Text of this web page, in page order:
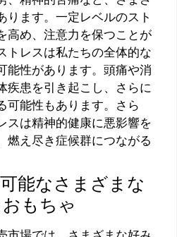
ります。一定レベルのスト
高め、注意力を保つことが
トレスは私たちの全体的な
能性があります。頭痛や消
疾患を引き起こし、さらに
可能性もあります。さら
スは精神的健康に悪影響を
燃え尽き症候群につながる
能なさまざまな
もちゃ